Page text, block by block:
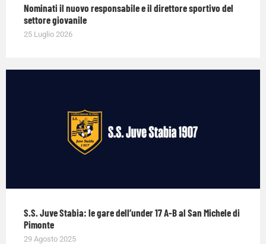
Nominati il nuovo responsabile e il direttore sportivo del
settore giovanile
25 Luglio 2026
S.S. Juve Stabia: le gare dell’under 17 A-B al San Michele di
Pimonte
29 Agosto 2025